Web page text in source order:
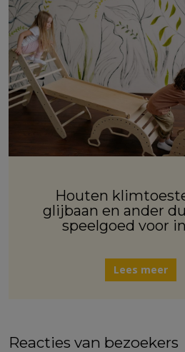
Houten
glijbaan en ander
speelgoed voor
Lees meer
Reacties van bezoekers